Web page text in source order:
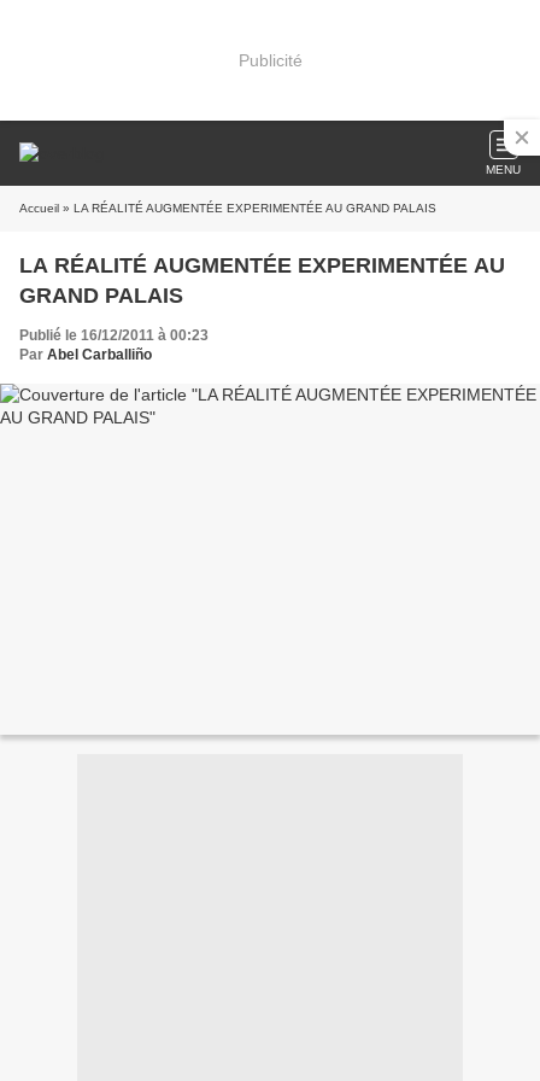
Publicité
MENU
Accueil » LA RÉALITÉ AUGMENTÉE EXPERIMENTÉE AU GRAND PALAIS
LA RÉALITÉ AUGMENTÉE EXPERIMENTÉE AU
GRAND PALAIS
Publié le 16/12/2011 à 00:23
Par Abel Carballiño